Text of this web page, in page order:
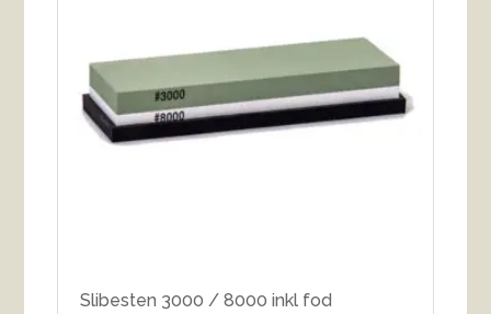
Slibesten 3000 / 8000 inkl fod